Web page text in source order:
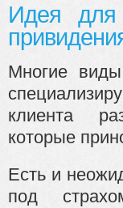
Идея для
Многие
клиента
которые
Есть и
под